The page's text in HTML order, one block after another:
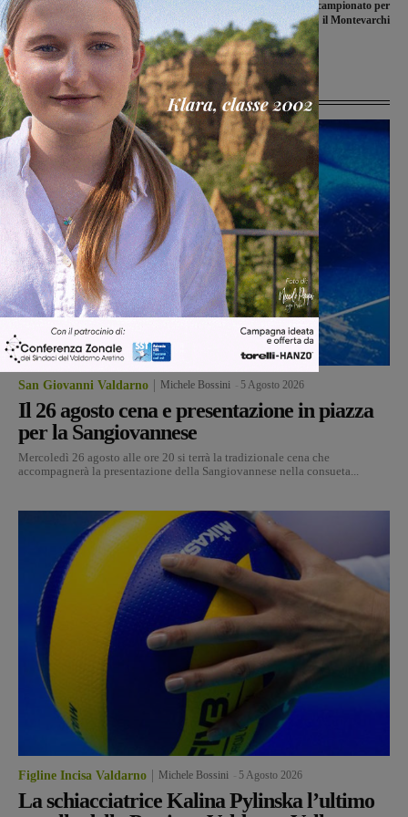
Bekaert, incontro interlocutorio a
Roma: nessuna novità. Nuova
convocazione al Mise il 24 luglio
Prima amichevole precampionato per
il Montevarchi
Ultime Notizie
San Giovanni Valdarno Michele Bossini 5 Agosto 2026
Il 26 agosto cena e presentazione in piazza
per la Sangiovannese
Mercoledì 26 agosto alle ore 20 si terrà la tradizionale cena che
accompagnerà la presentazione della Sangiovannese nella consueta...
Figline Incisa Valdarno Michele Bossini 5 Agosto 2026
La schiacciatrice Kalina Pylinska l’ultimo